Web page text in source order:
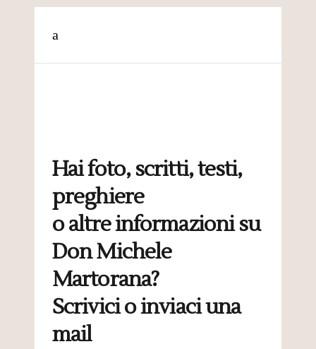
Hai foto, scritti, testi,
preghiere
o altre informazioni su
Don Michele
Martorana?
Scrivici o inviaci una
mail